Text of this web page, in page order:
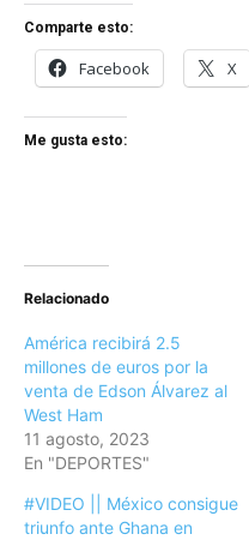
Comparte esto:
Facebook X
Me gusta esto:
Relacionado
América recibirá 2.5
millones de euros por la
venta de Edson Álvarez al
West Ham
11 agosto, 2023
En "DEPORTES"
#VIDEO || México consigue
triunfo ante Ghana en